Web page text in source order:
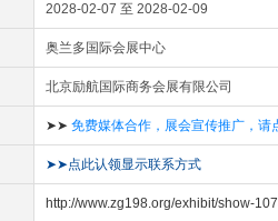
2028-02-07 至 2028-02-09
奥兰多国际会展中心
北京励航国际商务会展有限公司
➤➤ 免费媒体合作，展会宣传推广，请
➤➤点此认领显示联系方式
http://www.zg198.org/exhibit/show-